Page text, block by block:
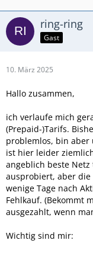
ring-ring
Gast
10. März 2025
Hallo zusammen,
ich verlaufe mich
(Prepaid-)Tarifs.
problemlos, bin aber
ist hier leider
angeblich beste
ausprobiert, aber
wenige Tage nach
Fehlkauf. (Bekommt
ausgezahlt, wenn
Wichtig sind mir: